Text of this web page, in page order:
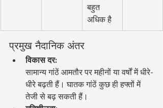
बहुत
अधिक है
प्रमुख नैदानिक अंतर
विकास दर:
सामान्य गांठें आमतौर पर महीनों या वर्षों में धीरे-
धीरे बढ़ती हैं। घातक गांठें कुछ ही हफ्तों में
तेजी से बढ़ सकती हैं।